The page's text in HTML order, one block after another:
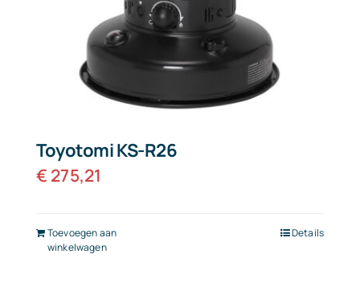
Toyotomi KS-R26
€ 275,21
Toevoegen aan
winkelwagen
Details